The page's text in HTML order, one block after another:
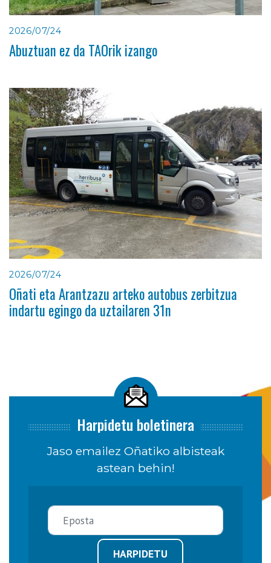
2026/07/24
Abuztuan ez da TAOrik izango
2026/07/24
Oñati eta Arantzazu arteko autobus zerbitzua
indartu egingo da uztailaren 31n
Harpidetu boletinera
Jaso emailez Oñatiko albisteak
astean behin!
HARPIDETU